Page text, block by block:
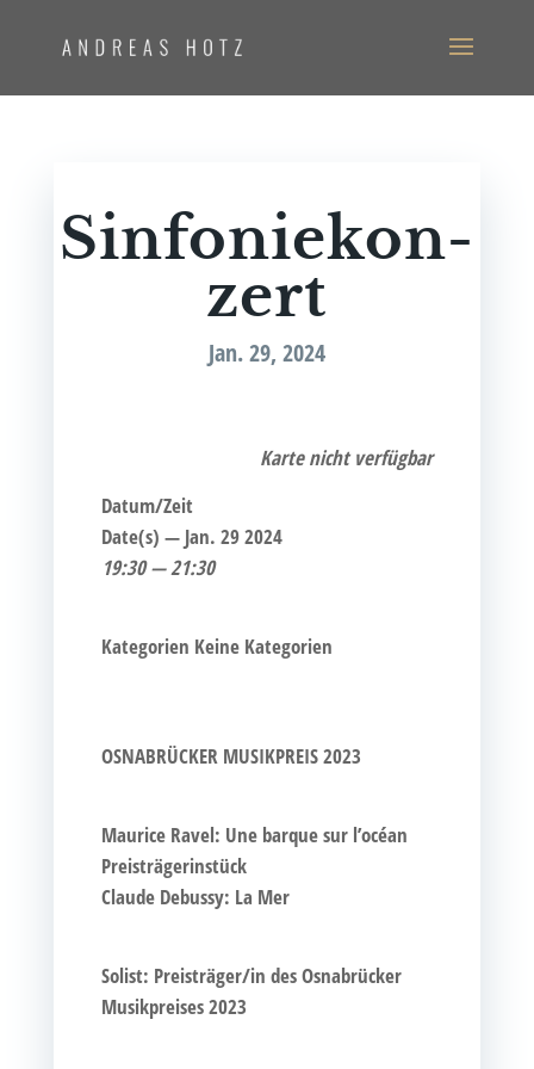
Sin­fo­nie­kon­
zert
Jan. 29, 2024
Kar­te nicht verfügbar
Datum/Zeit
Date(s) — Jan. 29 2024
19:30 — 21:30
Kate­go­rien Kei­ne Kategorien
OSNABRÜCKER MUSIKPREIS 2023
Mau­rice Ravel: Une bar­que sur l’océan
Preisträgerinstück
Clau­de Debus­sy: La Mer
Solist: Preisträger/in des Osna­brü­cker
Musik­prei­ses 2023